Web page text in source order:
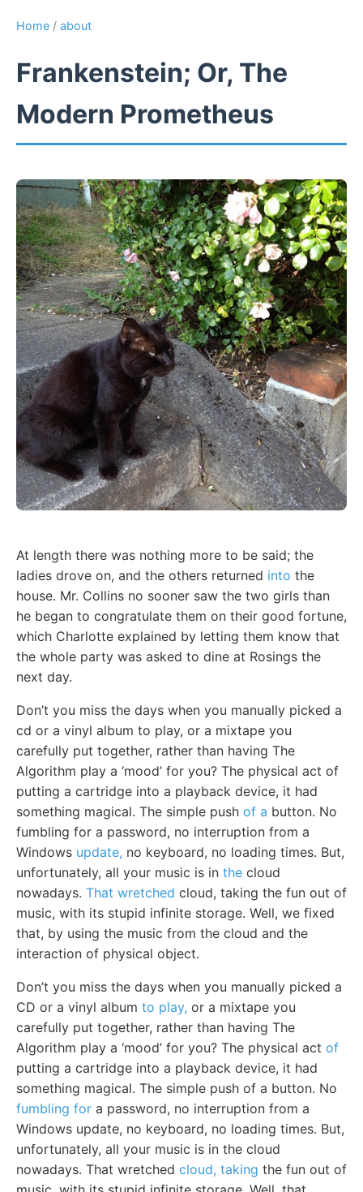
Home / about
Frankenstein; Or, The
Modern Prometheus
At length there was nothing more to be said; the
ladies drove on, and the others returned into the
house. Mr. Collins no sooner saw the two girls than
he began to congratulate them on their good fortune,
which Charlotte explained by letting them know that
the whole party was asked to dine at Rosings the
next day.
Don’t you miss the days when you manually picked a
cd or a vinyl album to play, or a mixtape you
carefully put together, rather than having The
Algorithm play a ‘mood’ for you? The physical act of
putting a cartridge into a playback device, it had
something magical. The simple push of a button. No
fumbling for a password, no interruption from a
Windows update, no keyboard, no loading times. But,
unfortunately, all your music is in the cloud
nowadays. That wretched cloud, taking the fun out of
music, with its stupid infinite storage. Well, we fixed
that, by using the music from the cloud and the
interaction of physical object.
Don’t you miss the days when you manually picked a
CD or a vinyl album to play, or a mixtape you
carefully put together, rather than having The
Algorithm play a ‘mood’ for you? The physical act of
putting a cartridge into a playback device, it had
something magical. The simple push of a button. No
fumbling for a password, no interruption from a
Windows update, no keyboard, no loading times. But,
unfortunately, all your music is in the cloud
nowadays. That wretched cloud, taking the fun out of